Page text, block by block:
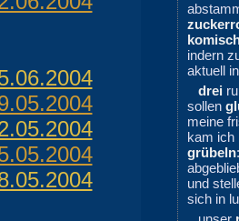
indern
aktuell
drei
sollen
meine
kam ich
grübeln
und
sich in